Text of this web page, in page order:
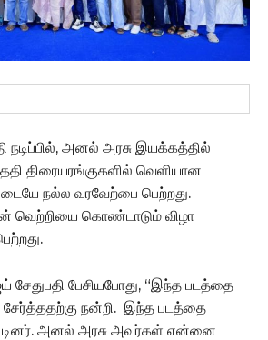
நடிப்பில், அனல் அரசு இயக்கத்தில்
திரையரங்குகளில் வெளியான
நல்ல வரவேற்பை பெற்றது.
வெற்றியை கொண்டாடும் விழா
சேதுபதி பேசியபோது, “இந்த படத்தை
நன்றி. இந்த படத்தை
அனல் அரசு அவர்கள் என்னை